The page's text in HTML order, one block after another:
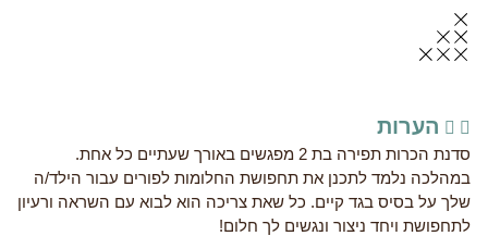
הערות
סדנת הכרות תפירה בת 2 מפגשים באורך שעתיים כל אחת.
במהלכה נלמד לתכנן את תחפושת החלומות לפורים עבור הילד/ה
שלך על בסיס בגד קיים. כל שאת צריכה הוא לבוא עם השראה ורעיון
לתחפושת ויחד ניצור ונגשים לך חלום!